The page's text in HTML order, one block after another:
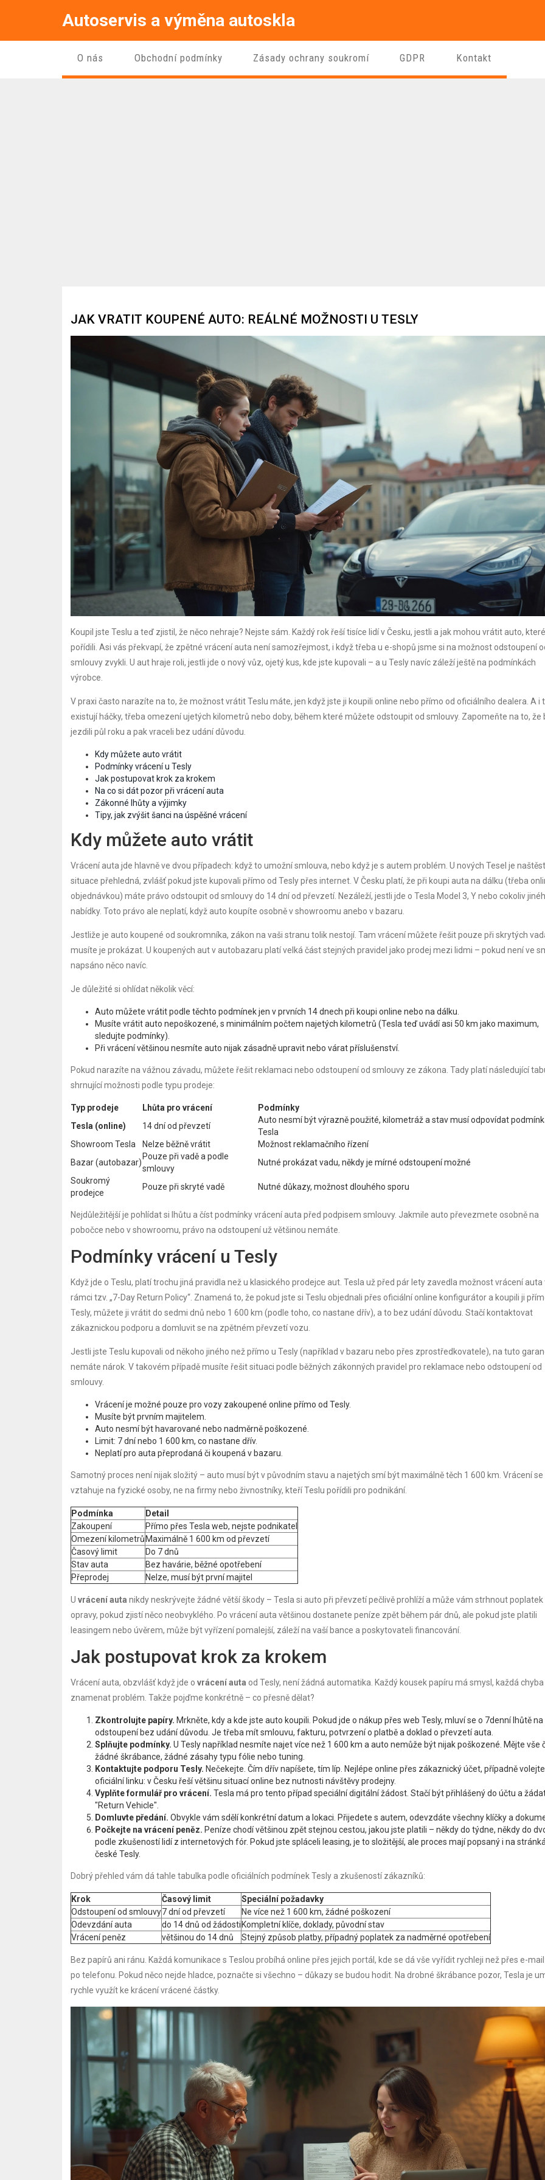
Autoservis a výměna autoskla
O nás Obchodní podmínky Zásady ochrany soukromí GDPR Kontakt
JAK VRATIT KOUPENÉ AUTO: REÁLNÉ MOŽNOSTI U TESLY
Koupil jste Teslu a teď zjistil, že něco nehraje? Nejste sám. Každý rok řeší tisíce lidí v Česku, jestli a jak mohou vrátit auto,
pořídili. Asi vás překvapí, že zpětné vrácení auta není samozřejmost, i když třeba u e-shopů jsme si na možnost odstoupení
smlouvy zvykli. U aut hraje roli, jestli jde o nový vůz, ojetý kus, kde jste kupovali – a u Tesly navíc záleží ještě na podmínkách
výrobce.
V praxi často narazíte na to, že možnost vrátit Teslu máte, jen když jste ji koupili online nebo přímo od oficiálního dealera. A i
existují háčky, třeba omezení ujetých kilometrů nebo doby, během které můžete odstoupit od smlouvy. Zapomeňte na to, že
jezdili půl roku a pak vraceli bez udání důvodu.
Kdy můžete auto vrátit
Podmínky vrácení u Tesly
Jak postupovat krok za krokem
Na co si dát pozor při vrácení auta
Zákonné lhůty a výjimky
Tipy, jak zvýšit šanci na úspěšné vrácení
Kdy můžete auto vrátit
Vrácení auta jde hlavně ve dvou případech: když to umožní smlouva, nebo když je s autem problém. U nových Tesel je
situace přehledná, zvlášť pokud jste kupovali přímo od Tesly přes internet. V Česku platí, že při koupi auta na dálku (třeba
objednávkou) máte právo odstoupit od smlouvy do 14 dní od převzetí. Nezáleží, jestli jde o Tesla Model 3, Y nebo cokoliv
nabídky. Toto právo ale neplatí, když auto koupíte osobně v showroomu anebo v bazaru.
Jestliže je auto koupené od soukromníka, zákon na vaši stranu tolik nestojí. Tam vrácení můžete řešit pouze při skrytých
musíte je prokázat. U koupených aut v autobazaru platí velká část stejných pravidel jako prodej mezi lidmi – pokud není ve
napsáno něco navíc.
Je důležité si ohlídat několik věcí:
Auto můžete vrátit podle těchto podmínek jen v prvních 14 dnech při koupi online nebo na dálku.
Musíte vrátit auto nepoškozené, s minimálním počtem najetých kilometrů (Tesla teď uvádí asi 50 km jako maximum,
sledujte podmínky).
Při vrácení většinou nesmíte auto nijak zásadně upravit nebo várat příslušenství.
Pokud narazíte na vážnou závadu, můžete řešit reklamaci nebo odstoupení od smlouvy ze zákona. Tady platí následující
shrnující možnosti podle typu prodeje:
Typ prodeje Lhůta pro vrácení
Podmínky
Tesla (online)
14 dní od převzetí
Auto nesmí být výrazně použité, kilometráž a stav musí odpovídat
Tesla
Showroom Tesla
Nelze běžně vrátit
Možnost reklamačního řízení
Bazar (autobazar)
Pouze při vadě a podle
smlouvy
Nutné prokázat vadu, někdy je mírné odstoupení možné
Soukromý
prodejce
Pouze při skryté vadě Nutné důkazy, možnost dlouhého sporu
Nejdůležitější je pohlídat si lhůtu a číst podmínky vrácení auta před podpisem smlouvy. Jakmile auto převezmete osobně na
pobočce nebo v showroomu, právo na odstoupení už většinou nemáte.
Podmínky vrácení u Tesly
Když jde o Teslu, platí trochu jiná pravidla než u klasického prodejce aut. Tesla už před pár lety zavedla možnost vrácení auta
rámci tzv. „7-Day Return Policy“. Znamená to, že pokud jste si Teslu objednali přes oficiální online konfigurátor a koupili ji
Tesly, můžete ji vrátit do sedmi dnů nebo 1 600 km (podle toho, co nastane dřív), a to bez udání důvodu. Stačí kontaktovat
zákaznickou podporu a domluvit se na zpětném převzetí vozu.
Jestli jste Teslu kupovali od někoho jiného než přímo u Tesly (například v bazaru nebo přes zprostředkovatele), na tuto
nemáte nárok. V takovém případě musíte řešit situaci podle běžných zákonných pravidel pro reklamace nebo odstoupení od
smlouvy.
Vrácení je možné pouze pro vozy zakoupené online přímo od Tesly.
Musíte být prvním majitelem.
Auto nesmí být havarované nebo nadměrně poškozené.
Limit: 7 dní nebo 1 600 km, co nastane dřív.
Neplatí pro auta přeprodaná či koupená v bazaru.
Samotný proces není nijak složitý – auto musí být v původním stavu a najetých smí být maximálně těch 1 600 km. Vrácení se
vztahuje na fyzické osoby, ne na firmy nebo živnostníky, kteří Teslu pořídili pro podnikání.
Podmínka
Detail
Zakoupení
Přímo přes Tesla web, nejste podnikatel
Omezení kilometrůMaximálně 1 600 km od převzetí
Časový limit
Do 7 dnů
Stav auta
Bez havárie, běžné opotřebení
Přeprodej
Nelze, musí být první majitel
U vrácení auta nikdy neskrývejte žádné větší škody – Tesla si auto při převzetí pečlivě prohlíží a může vám strhnout poplatek
opravy, pokud zjistí něco neobvyklého. Po vrácení auta většinou dostanete peníze zpět během pár dnů, ale pokud jste platili
leasingem nebo úvěrem, může být vyřízení pomalejší, záleží na vaší bance a poskytovateli financování.
Jak postupovat krok za krokem
Vrácení auta, obzvlášť když jde o vrácení auta od Tesly, není žádná automatika. Každý kousek papíru má smysl, každá
znamenat problém. Takže pojďme konkrétně – co přesně dělat?
Zkontrolujte papíry. Mrkněte, kdy a kde jste auto koupili. Pokud jde o nákup přes web Tesly, mluví se o 7denní lhůtě na
odstoupení bez udání důvodu. Je třeba mít smlouvu, fakturu, potvrzení o platbě a doklad o převzetí auta.
Splňujte podmínky. U Tesly například nesmíte najet více než 1 600 km a auto nemůže být nijak poškozené. Mějte vše
žádné škrábance, žádné zásahy typu fólie nebo tuning.
Kontaktujte podporu Tesly. Nečekejte. Čím dřív napíšete, tím líp. Nejlépe online přes zákaznický účet, případně
oficiální linku: v Česku řeší většinu situací online bez nutnosti návštěvy prodejny.
Vyplňte formulář pro vrácení. Tesla má pro tento případ speciální digitální žádost. Stačí být přihlášený do účtu a
"Return Vehicle".
Domluvte předání. Obvykle vám sdělí konkrétní datum a lokaci. Přijedete s autem, odevzdáte všechny klíčky a
Počkejte na vrácení peněz. Peníze chodí většinou zpět stejnou cestou, jakou jste platili – někdy do týdne, někdy do
podle zkušeností lidí z internetových fór. Pokud jste spláceli leasing, je to složitější, ale proces mají popsaný i na
české Tesly.
Dobrý přehled vám dá tahle tabulka podle oficiálních podmínek Tesly a zkušeností zákazníků:
Krok Časový limit
Speciální požadavky
Odstoupení od smlouvy7 dní od převzetí
Ne více než 1 600 km, žádné poškození
Odevzdání auta
do 14 dnů od žádostiKompletní klíče, doklady, původní stav
Vrácení peněz
většinou do 14 dnů Stejný způsob platby, případný poplatek za nadměrné opotřebení
Bez papírů ani ránu. Každá komunikace s Teslou probíhá online přes jejich portál, kde se dá vše vyřídit rychleji než přes e-
po telefonu. Pokud něco nejde hladce, poznačte si všechno – důkazy se budou hodit. Na drobné škrábance pozor, Tesla je
rychle využít ke krácení vrácené částky.